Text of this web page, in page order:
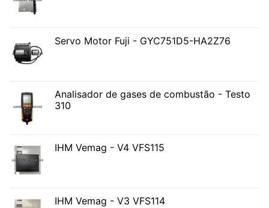
Servo Motor Fuji - GYC751D5-HA2Z76
Analisador de gases de combustão - Testo
310
IHM Vemag - V4 VFS115
IHM Vemag - V3 VFS114